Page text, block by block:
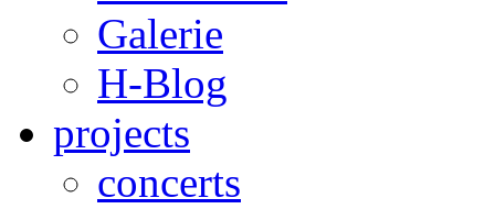
Galerie
H-Blog
projects
concerts